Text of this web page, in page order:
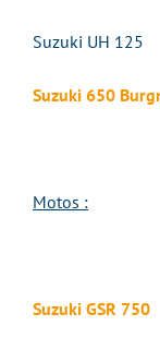
Suzuki UH 125
Suzuki 650
Motos :
Suzuki GSR 750